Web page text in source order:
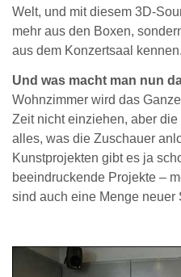
Welt, und mit diesem 3D-
mehr aus den Boxen,
aus dem Konzertsaal kennen.
Und was macht man nun
Wohnzimmer wird das
Zeit nicht einziehen, aber
alles, was die Zuschauer
Kunstprojekten gibt es ja
beeindruckende Projekte –
sind auch eine Menge neuer